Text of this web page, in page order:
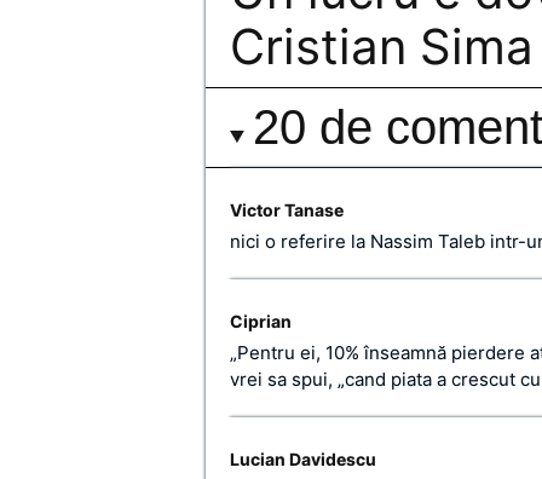
Cristian
20 de
Victor Tanase
nici o referire la Nassim Taleb intr-
Ciprian
„Pentru ei, 10% înseamnă pierdere
vrei sa spui, „cand piata a crescut cu
Lucian Davidescu